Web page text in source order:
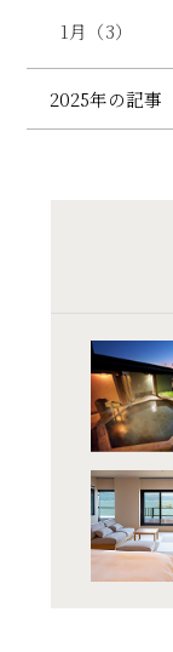
1月（3）
2025年の記事